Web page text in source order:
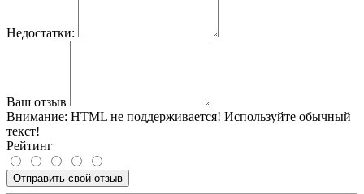
Недостатки:
Ваш отзыв
Внимание: HTML не поддерживается! Используйте обычный
текст!
Рейтинг
Отправить свой отзыв